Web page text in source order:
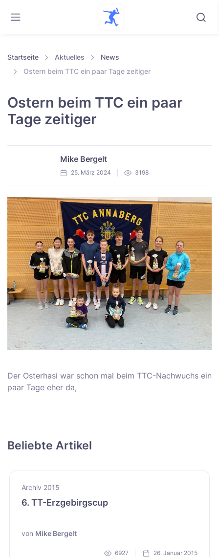
Startseite Aktuelles
News
Ostern beim TTC ein paar Tage zeitiger
Ostern beim TTC ein paar
Tage zeitiger
Mike Bergelt
25. März 2024 3198
Der Osterhasi war schon mal beim TTC-Nachwuchs ein
paar Tage eher da,
Beliebte Artikel
Archiv 2015
6. TT-Erzgebirgscup
von Mike Bergelt
6927 26. Januar 2015